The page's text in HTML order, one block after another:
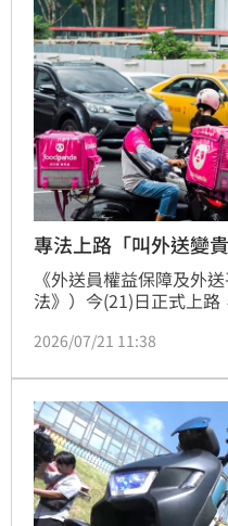
專法上路「叫外送變
《外送員權益保障及外
法》）今(21)日正式上
台先前皆透露，外送專法
Uber one 會員，
整與否，內部尚在審慎
2026/07/21 11:38